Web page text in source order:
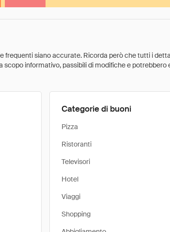
siano accurate. Ricorda però che tutti i
informativo, passibili di modifiche e
Categorie di buoni
Pizza
Ristoranti
Televisori
Hotel
Viaggi
Shopping